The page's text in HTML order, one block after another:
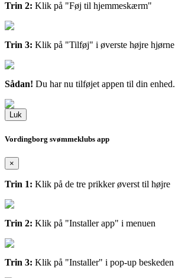
Trin 2: Klik på "Føj til hjemmeskærm"
Trin 3: Klik på "Tilføj" i øverste højre hjørne
Sådan! Du har nu tilføjet appen til din enhed.
Luk
Vordingborg svømmeklubs app
×
Trin 1: Klik på de tre prikker øverst til højre
Trin 2: Klik på "Installer app" i menuen
Trin 3: Klik på "Installer" i pop-up beskeden